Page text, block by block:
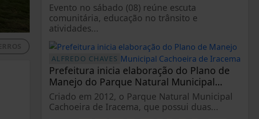
Evento no sábado (08) reúne escuta
comunitária, educação no trânsito e
atividades...
ALFREDO CHAVES
Prefeitura inicia elaboração do Plano de
Manejo do Parque Natural Municipal...
Criado em 2012, o Parque Natural Municipal
Cachoeira de Iracema, que possui duas...